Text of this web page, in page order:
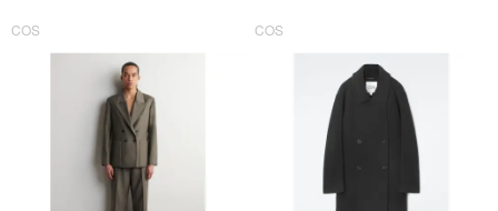
COS COS